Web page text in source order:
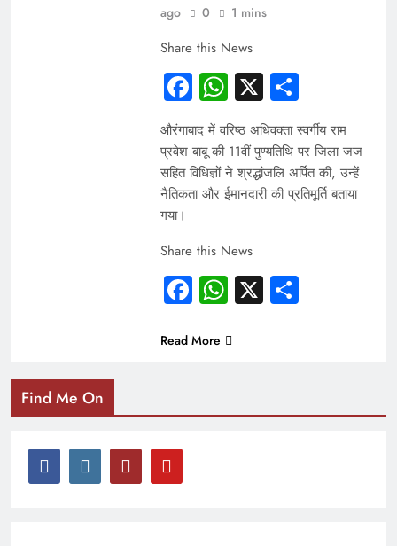
ago
0 1 mins
Share this News
Facebook
WhatsApp
X Share
औरंगाबाद में वरिष्ठ अधिवक्ता स्वर्गीय राम
प्रवेश बाबू की 11वीं पुण्यतिथि पर जिला जज
सहित विधिज्ञों ने श्रद्धांजलि अर्पित की, उन्हें
नैतिकता और ईमानदारी की प्रतिमूर्ति बताया
गया।
Share this News
Facebook
WhatsApp
X Share
Read More
Find Me On